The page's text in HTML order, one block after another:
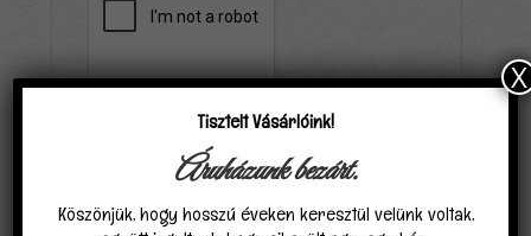
Elfogadom, hogy a carpathiagobelin.hu tárolja
nyilatkozatban találhatóak szerint.*
Tisztelt Vásárlóink!
Áruházunk bezárt.
Köszönjük, hogy hosszú éveken keresztül velünk voltak,
X